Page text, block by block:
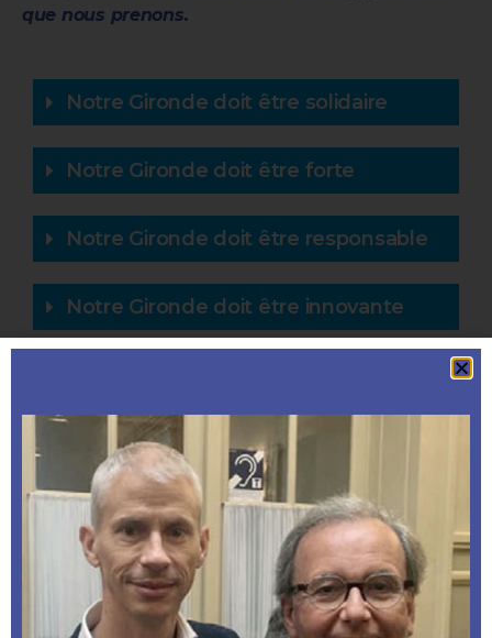
que nous prenons.
Notre Gironde doit être solidaire
Notre Gironde doit être forte
Notre Gironde doit être responsable
Notre Gironde doit être innovante
familles
Dans toutes ces directions,
le Conseil
Départemental doit agir
, mais il doit le faire dans
le cadre d’une relation simplifiée et plus
partenarialeavec les autres collectivités locales
(région, Métropole, communes, intercommunalités)